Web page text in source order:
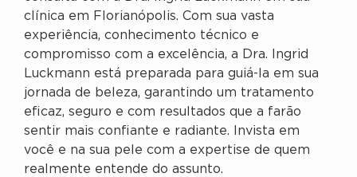
clínica em Florianópolis. Com sua vasta
experiência, conhecimento técnico e
compromisso com a excelência, a Dra. Ingrid
Luckmann está preparada para guiá-la em sua
jornada de beleza, garantindo um tratamento
eficaz, seguro e com resultados que a farão
sentir mais confiante e radiante. Invista em
você e na sua pele com a expertise de quem
realmente entende do assunto.